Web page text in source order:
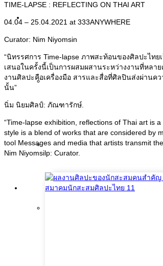
Information
Exhibitions
News
TIME-LAPSE : REFLECTING ON THAI ART
04.04 – 25.04.2021 at 333ANYWHERE
Curator: Nim Niyomsin
“นิทรรศการ Time-lapse ภาพสะท้อนของศิลปะไ
เสนอในครั้งนี้เป็นการผสมผสานระหว่างงานที่หลา
งานศิลปะคือเครื่องมือ สารและสื่อที่ศิลปินส่งผ่านค
นั้น”
นิ่ม นิยมศิลป์: ภัณฑารักษ์.
“Time-lapse exhibition, reflections of Thai art is
style is a blend of works that are considered by
tool Messages and media that artists transmit
Nim Niyomsilp: Curator.